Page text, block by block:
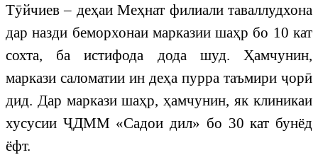
Тӯйчиев – деҳаи Меҳнат филиали таваллудхона
дар назди беморхонаи марказии шаҳр бо 10 кат
сохта, ба истифода дода шуд. Ҳамчунин,
маркази саломатии ин деҳа пурра таъмири ҷорӣ
дид. Дар маркази шаҳр, ҳамчунин, як клиникаи
хусусии ҶДММ «Садои дил» бо 30 кат бунёд
ёфт.